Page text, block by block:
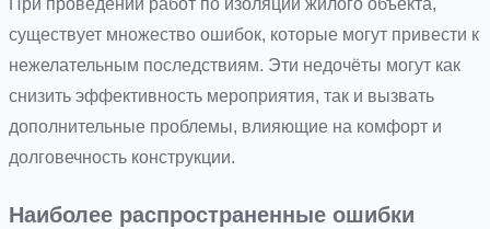
существует множество ошибок, которые могут привести к
нежелательным последствиям. Эти недочёты могут как
снизить эффективность мероприятия, так и вызвать
дополнительные проблемы, влияющие на комфорт и
долговечность конструкции.
Наиболее распространенные ошибки